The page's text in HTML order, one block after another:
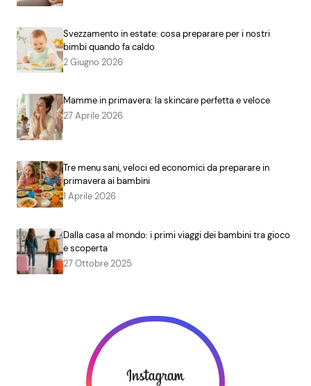
Svezzamento in estate: cosa preparare per i nostri
bimbi quando fa caldo
2 Giugno 2026
Mamme in primavera: la skincare perfetta e veloce
27 Aprile 2026
Tre menu sani, veloci ed economici da preparare in
primavera ai bambini
1 Aprile 2026
Dalla casa al mondo: i primi viaggi dei bambini tra gioco
e scoperta
27 Ottobre 2025